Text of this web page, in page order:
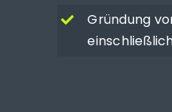
Gründung